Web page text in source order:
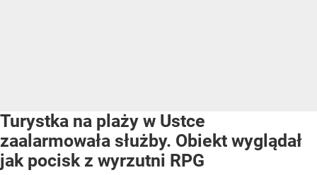
Turystka na plaży w Ustce
zaalarmowała służby. Obiekt wyglądał
jak pocisk z wyrzutni RPG